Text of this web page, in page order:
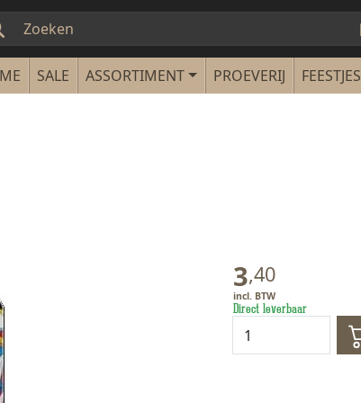
SALE ASSORTIMENT PROEVERIJ FEESTJES
3,40
Direct leverbaar